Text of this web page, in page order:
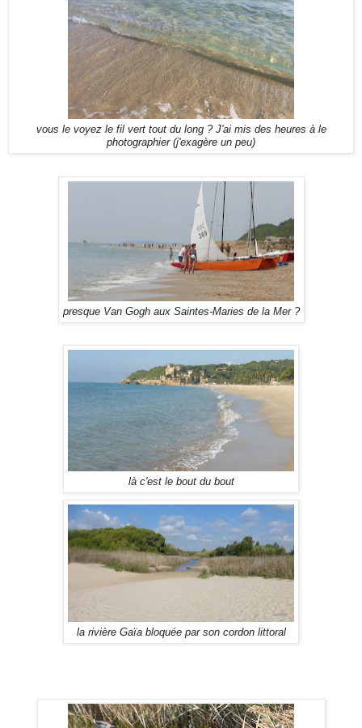
vous le voyez le fil vert tout du long ? J'ai mis des heures à le
photographier (j'exagère un peu)
presque Van Gogh aux Saintes-Maries de la Mer ?
là c'est le bout du bout
la rivière Gaïa bloquée par son cordon littoral